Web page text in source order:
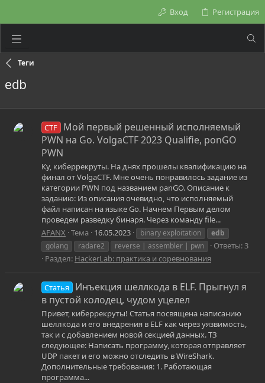
Вход Регистрация
Теги
edb
CTF
Мой первый решенный исполняемый
PWN на Go. VolgaCTF 2023 Qualifie, ponGO
PWN
Ку, киберрекруты. На днях прошелы квалификацию на
финал от VolgaCTF. Мне очень понравилось задание из
категории PWN под названием panGO. Описание к
заданию: Из описания очевидно, что исполняемый
файл написан на языке Go. Начнем Первым делом
проведем разведку бинаря. Через команду file...
AFANX Тема 16.05.2023 binary exploitation
edb
golang
radare2 reverse | assembler | pwn
Ответы: 3
Раздел: HackerLab: практика и соревнования
Статья
Инъекция шеллкода в ELF. Прыгнул я
в пустой колодец, чудом уцелел
Привет, киберрекруты! Статья посвящена написанию
шеллкода и его внедрения в ELF как через уязвимость,
так и с добавлением новой секцией данных. ТЗ
следующее: Написать программу, которая отправляет
UDP пакет и его можно отследить в WireShark.
Дополнительные требования: 1. Работающая
программа...